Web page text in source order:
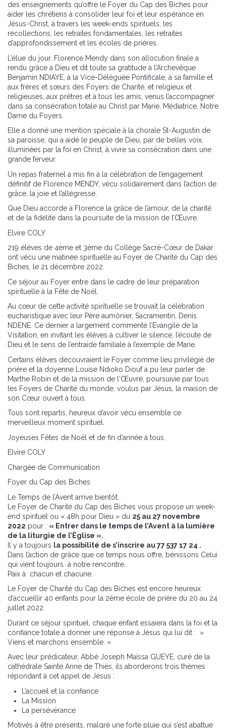
des enseignements qu’offre le Foyer du Cap des Biches pour
aider les chrétiens à consolider leur foi et leur espérance en
Jésus-Christ, à travers les week-ends spirituels, les
récollections, les retraites fondamentales, les retraites
d’approfondissement et les écoles de prières.
L’élue du jour, Florence Mendy dans son allocution finale a
rendu grâce à Dieu et dit toute sa gratitude à l’Archevêque
Benjamin NDIAYE, à la Vice-Déléguée Pontificale, à sa famille et
aux frères et sœurs des Foyers de Charité, et religieux et
religieuses, aux prêtres et à tous les amis, venus l’accompagner
dans sa consécration totale au Christ par Marie, Médiatrice, Notre
Dame du Foyers.
Elle a donné une mention spéciale à la chorale St-Augustin de
sa paroisse, qui a aidé le peuple de Dieu, par de belles voix,
illuminées par la foi en Christ, à vivre sa consécration dans une
grande ferveur.
Un repas fraternel a mis fin à la célébration de l’engagement
définitif de Florence MENDY, vécu solidairement dans l’action de
grâce, la joie et l’allégresse.
Que Dieu accorde à Florence la grâce de l’amour, de la charité
et de la fidélité dans la poursuite de la mission de l’Œuvre.
Elvire COLY
219 élèves de 4ème et 3ème du Collège Sacré-Cœur de Dakar
ont vécu une matinée spirituelle au Foyer de Charité du Cap des
Biches, le 21 décembre 2022.
Ce séjour au Foyer entre dans le cadre de leur préparation
spirituelle à la Fête de Noël.
Au cœur de cette activité spirituelle se trouvait la célébration
eucharistique avec leur Père aumônier, Sacramentin, Denis
NDENE. Ce dernier a largement commenté l’Evangile de la
Visitation, en invitant les élèves à cultiver le silence, l’écoute de
Dieu et le sens de l’entraide familiale à l’exemple de Marie.
Certains élèves découvraient le Foyer comme lieu privilégié de
prière et la doyenne Louise Ndioko Diouf a pu leur parler de
Marthe Robin et de la mission de l‘Œuvre, poursuivie par tous
les Foyers de Charité du monde, voulus par Jésus, la maison de
son Cœur ouvert à tous.
Tous sont repartis, heureux d’avoir vécu ensemble ce
merveilleux moment spirituel.
Joyeuses Fêtes de Noël et de fin d’année à tous.
Elvire COLY
Chargée de Communication
Foyer du Cap des Biches
Le Temps de l’Avent arrive bientôt.
Le Foyer de Charité du Cap des Biches vous propose un week-
end spirituel ou « 48h pour Dieu » du 25 au 27 novembre
2022 pour : « Entrer dans le temps de l’Avent à la lumière
de la liturgie de l’Église ».
Il y a toujours la possibilité de s’inscrire au 77 537 17 24 .
Dans l’action de grâce que ce temps nous offre, bénissons Celui
qui vient toujours à notre rencontre.
Paix à chacun et chacune.
Le Foyer de Charité du Cap des Biches est encore heureux
d’accueillir 40 enfants pour la 2ème école de prière du 20 au 24
juillet 2022.
Durant ce séjour spirituel, chaque enfant essaiera dans la foi et la
confiance totale à donner une réponse à Jésus qui lui dit : »
Viens et marchons ensemble. «
Avec leur prédicateur, Abbé Joseph Maïssa GUEYE, curé de la
cathédrale Sainte Anne de Thiès, ils aborderons trois thèmes
répondant à cet appel de Jésus :
L’accueil et la confiance
La Mission
La persévérance
Motivés à être présents, malgré une forte pluie qui s’est abattue